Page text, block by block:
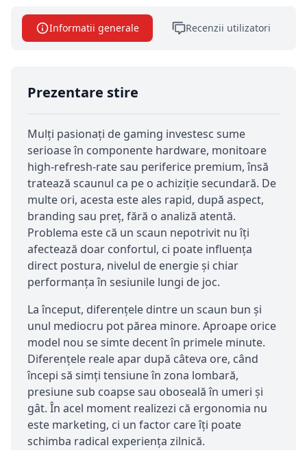
Informatii generale Recenzii utilizatori
Prezentare stire
Mulți pasionați de gaming investesc sume
serioase în componente hardware, monitoare
high-refresh-rate sau periferice premium, însă
tratează scaunul ca pe o achiziție secundară. De
multe ori, acesta este ales rapid, după aspect,
branding sau preț, fără o analiză atentă.
Problema este că un scaun nepotrivit nu îți
afectează doar confortul, ci poate influența
direct postura, nivelul de energie și chiar
performanța în sesiunile lungi de joc.
La început, diferențele dintre un scaun bun și
unul mediocru pot părea minore. Aproape orice
model nou se simte decent în primele minute.
Diferențele reale apar după câteva ore, când
începi să simți tensiune în zona lombară,
presiune sub coapse sau oboseală în umeri și
gât. În acel moment realizezi că ergonomia nu
este marketing, ci un factor care îți poate
schimba radical experiența zilnică.